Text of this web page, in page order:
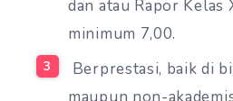
dan atau Rapor Kelas
minimum 7,00.
Berprestasi, baik di